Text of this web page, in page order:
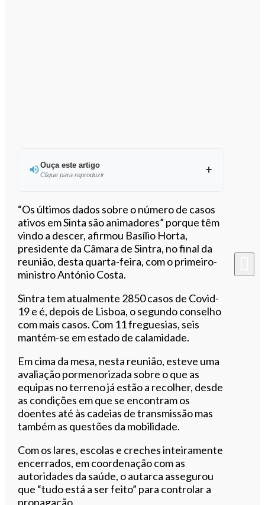
Ouça este artigo
Clique para reproduzir
Ouvir este artigo
“Os últimos dados sobre o número de casos
ativos em Sinta são animadores” porque têm
vindo a descer, afirmou Basílio Horta,
presidente da Câmara de Sintra, no final da
reunião, desta quarta-feira, com o primeiro-
ministro António Costa.
Sintra tem atualmente 2850 casos de Covid-
19 e é, depois de Lisboa, o segundo conselho
com mais casos. Com 11 freguesias, seis
mantém-se em estado de calamidade.
Em cima da mesa, nesta reunião, esteve uma
avaliação pormenorizada sobre o que as
equipas no terreno já estão a recolher, desde
as condições em que se encontram os
doentes até às cadeias de transmissão mas
também as questões da mobilidade.
Com os lares, escolas e creches inteiramente
encerrados, em coordenação com as
autoridades da saúde, o autarca assegurou
que “tudo está a ser feito” para controlar a
propagação.